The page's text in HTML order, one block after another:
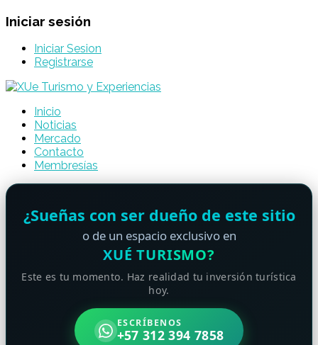
Iniciar sesión
Iniciar Sesion
Registrarse
Inicio
Noticias
Mercado
Contacto
Membresías
¿Sueñas con ser dueño de este sitio
o de un espacio exclusivo en
XUÉ TURISMO?
Este es tu momento. Haz realidad tu inversión turística
hoy.
ESCRÍBENOS
+57 312 394 7858